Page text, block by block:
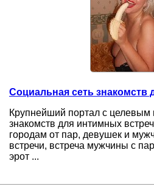
Социальная сеть знакомств
Крупнейший портал с целевым
знакомств для интимных
городам от пар, девушек и
встречи, встреча мужчины с
эрот ...